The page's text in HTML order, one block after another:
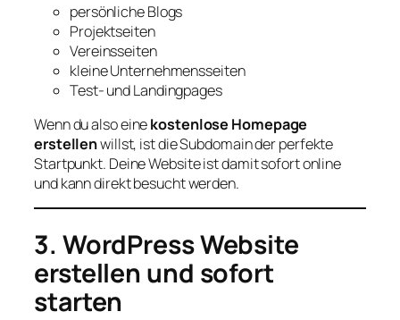
persönliche Blogs
Projektseiten
Vereinsseiten
kleine Unternehmensseiten
Test- und Landingpages
Wenn du also einekostenlose Homepage
erstellenwillst, ist die Subdomain der perfekte
Startpunkt. Deine Website ist damit sofort online
und kann direkt besucht werden.
3. WordPress Website
erstellen und sofort
starten